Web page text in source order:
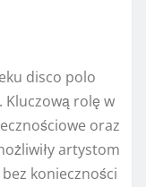
disco polo
Kluczową rolę w
oraz
artystom
konieczności